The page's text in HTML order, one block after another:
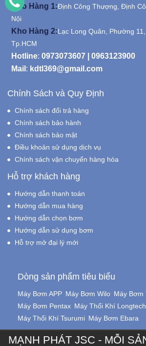
Kho Hàng 1:Định Công Thượng, Định
Nội
Kho Hàng 2:Lạc Long Quân, Phường
Tp.HCM
Hotline: 0973073607
0963123900
Mail : kdtl369@gmail.com
Chính Sách và Quy Định
Chính sách đổi trả hàng
Chính sách bảo hành
Chính sách bảo mật
Điều khoản sử dụng dịch vụ
Chính sách vận chuyển hàng hóa
Hỗ trợ khách hàng
Hướng dẫn thanh toán
Hướng dẫn mua hàng
Hướng dẫn chọn bơm
Hướng dẫn sử dụng bơm
Hỗ trợ mở đại lý mới
Dòng sản phẩm tiêu biểu
Máy Bơm APP Máy Bơm Wilo Máy Bơm
Máy Bơm Pentax Máy Thổi Khí Longtech
Máy Thổi Khí Tsurumi Máy Bơm Ebara
MẠNH PHÁT JSC - MỖI